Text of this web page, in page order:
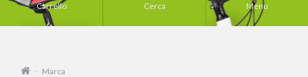
Menu
Cerca
Carrello
Marca